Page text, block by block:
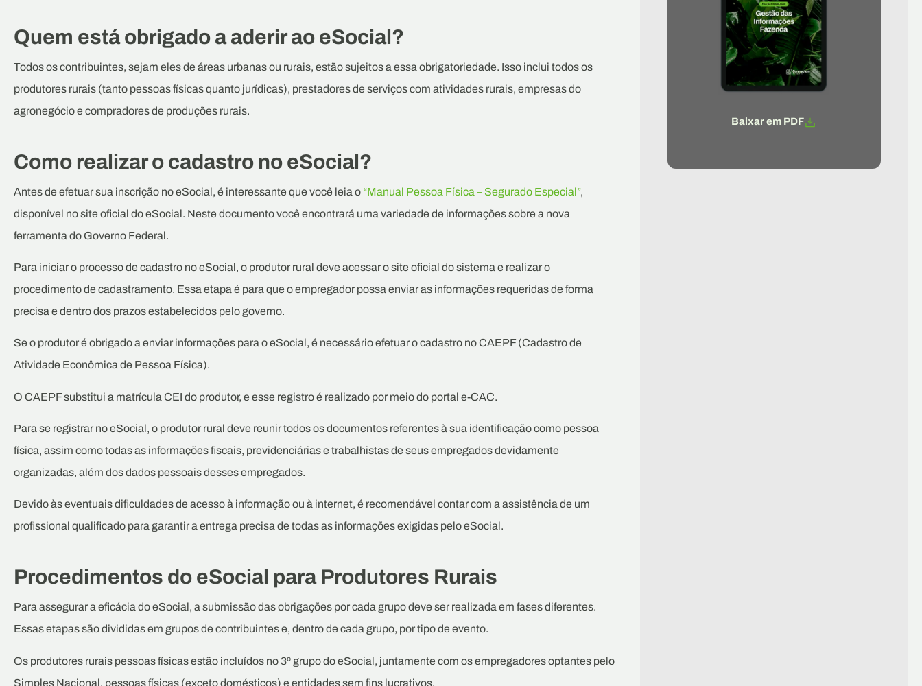
Quem está obrigado a aderir ao eSocial?
Todos os contribuintes, sejam eles de áreas urbanas ou rurais, estão sujeitos a essa obrigatoriedade. Isso inclui todos os
produtores rurais (tanto pessoas físicas quanto jurídicas), prestadores de serviços com atividades rurais, empresas do
agronegócio e compradores de produções rurais.
Como realizar o cadastro no eSocial?
Antes de efetuar sua inscrição no eSocial, é interessante que você leia o “Manual Pessoa Física – Segurado Especial”,
disponível no site oficial do eSocial. Neste documento você encontrará uma variedade de informações sobre a nova
ferramenta do Governo Federal.
Para iniciar o processo de cadastro no eSocial, o produtor rural deve acessar o site oficial do sistema e realizar o
procedimento de cadastramento. Essa etapa é para que o empregador possa enviar as informações requeridas de forma
precisa e dentro dos prazos estabelecidos pelo governo.
Se o produtor é obrigado a enviar informações para o eSocial, é necessário efetuar o cadastro no CAEPF (Cadastro de
Atividade Econômica de Pessoa Física).
O CAEPF substitui a matrícula CEI do produtor, e esse registro é realizado por meio do portal e-CAC.
Para se registrar no eSocial, o produtor rural deve reunir todos os documentos referentes à sua identificação como pessoa
física, assim como todas as informações fiscais, previdenciárias e trabalhistas de seus empregados devidamente
organizadas, além dos dados pessoais desses empregados.
Devido às eventuais dificuldades de acesso à informação ou à internet, é recomendável contar com a assistência de um
profissional qualificado para garantir a entrega precisa de todas as informações exigidas pelo eSocial.
Procedimentos do eSocial para Produtores Rurais
Para assegurar a eficácia do eSocial, a submissão das obrigações por cada grupo deve ser realizada em fases diferentes.
Essas etapas são divididas em grupos de contribuintes e, dentro de cada grupo, por tipo de evento.
Os produtores rurais pessoas físicas estão incluídos no 3º grupo do eSocial, juntamente com os empregadores optantes pelo
Simples Nacional, pessoas físicas (exceto domésticos) e entidades sem fins lucrativos.
Baixar em PDF